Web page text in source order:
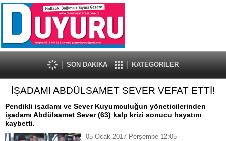
SON DAKİKA KATEGORİLER
İŞADAMI ABDÜLSAMET SEVER VEFAT ETTİ!
Pendikli işadamı ve Sever Kuyumculuğun yöneticilerinden
işadamı Abdülsamet Sever (63) kalp krizi sonucu hayatını
kaybetti.
05 Ocak 2017 Perşembe 12:05